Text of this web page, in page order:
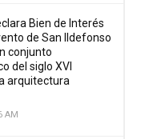
Bien de Interés
de San Ildefonso
conjunto
del siglo XVI
arquitectura
AM